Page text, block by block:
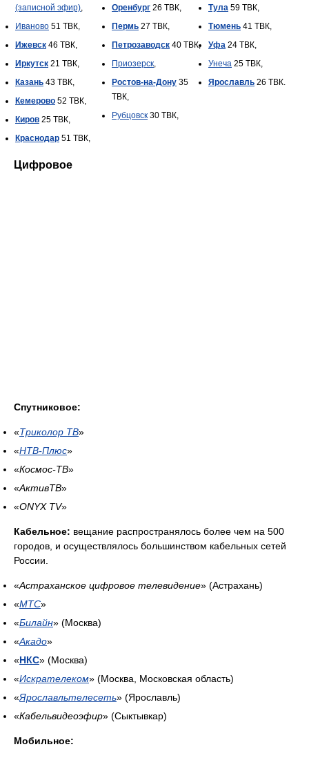
(записной эфир)
Иваново 51 ТВК,
Ижевск 46 ТВК,
Иркутск 21 ТВК,
Казань 43 ТВК,
Кемерово 52 ТВК,
Киров 25 ТВК,
Краснодар 51 ТВК,
Оренбург 26 ТВК,
Пермь 27 ТВК,
Петрозаводск 40 ТВК,
Приозерск
Ростов-на-Дону 35
ТВК,
Рубцовск 30 ТВК,
Тула 59 ТВК,
Тюмень 41 ТВК,
Уфа 24 ТВК,
Унеча 25 ТВК,
Ярославль 26 ТВК.
Цифровое
Спутниковое:
«Триколор ТВ»
«НТВ-Плюс»
«Космос-ТВ»
«АктивТВ»
«ONYX TV»
Кабельное: вещание распространялось более чем на 500
городов, и осуществлялось большинством кабельных сетей
России.
«Астраханское цифровое телевидение» (Астрахань)
«МТС»
«Билайн» (Москва)
«Акадо»
«НКС» (Москва)
«Искрателеком» (Москва, Московская область)
«Ярославльтелесеть» (Ярославль)
«Кабельвидеоэфир» (Сыктывкар)
Мобильное: